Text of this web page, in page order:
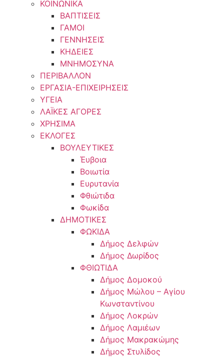
ΚΟΙΝΩΝΙΚΑ
ΒΑΠΤΙΣΕΙΣ
ΓΑΜΟΙ
ΓΕΝΝΗΣΕΙΣ
ΚΗΔΕΙΕΣ
ΜΝΗΜΟΣΥΝΑ
ΠΕΡΙΒΑΛΛΟΝ
ΕΡΓΑΣΙΑ-ΕΠΙΧΕΙΡΗΣΕΙΣ
ΥΓΕΙΑ
ΛΑΪΚΕΣ ΑΓΟΡΕΣ
ΧΡΗΣΙΜΑ
ΕΚΛΟΓΕΣ
ΒΟΥΛΕΥΤΙΚΕΣ
Έυβοια
Βοιωτία
Ευρυτανία
Φθιώτιδα
Φωκίδα
ΔΗΜΟΤΙΚΕΣ
ΦΩΚΙΔΑ
Δήμος Δελφών
Δήμος Δωρίδος
ΦΘΙΩΤΙΔΑ
Δήμος Δομοκού
Δήμος Μώλου – Αγίου
Κωνσταντίνου
Δήμος Λοκρών
Δήμος Λαμιέων
Δήμος Μακρακώμης
Δήμος Στυλίδος